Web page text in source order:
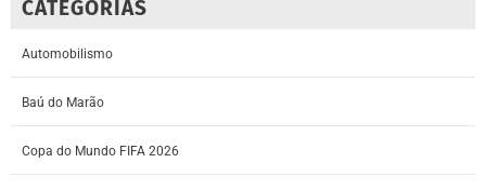
CATEGORIAS
Automobilismo
Baú do Marão
Copa do Mundo FIFA 2026